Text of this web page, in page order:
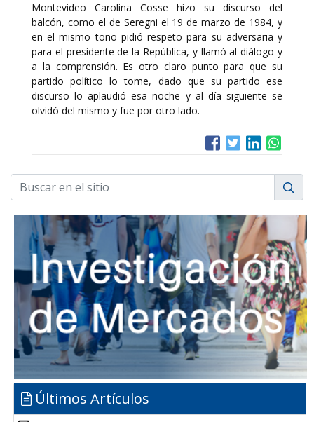
Montevideo Carolina Cosse hizo su discurso del
balcón, como el de Seregni el 19 de marzo de 1984, y
en el mismo tono pidió respeto para su adversaria y
para el presidente de la República, y llamó al diálogo y
a la comprensión. Es otro claro punto para que su
partido político lo tome, dado que su partido ese
discurso lo aplaudió esa noche y al día siguiente se
olvidó del mismo y fue por otro lado.
Últimos Artículos